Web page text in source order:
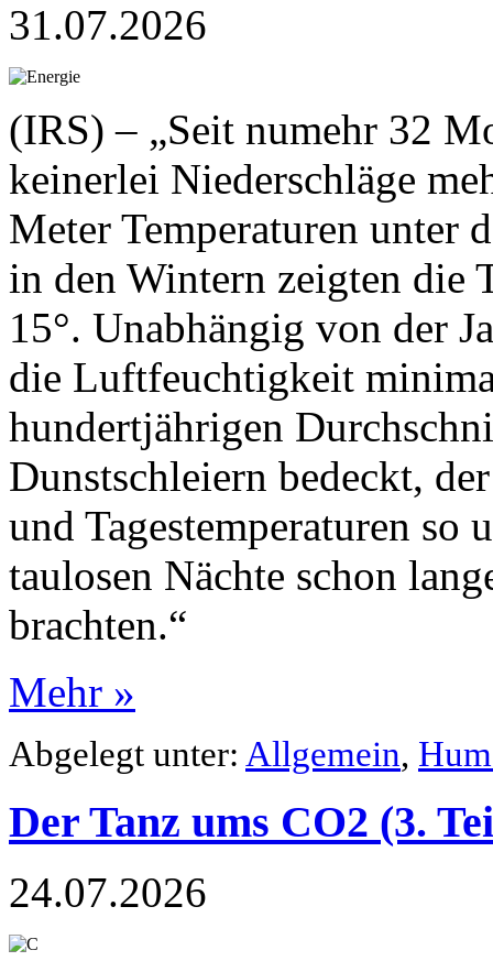
31.07.2026
(IRS) – „Seit numehr 32
keinerlei Niederschläge
Meter Temperaturen unter
in den Wintern zeigten die
15°. Unabhängig von der
die Luftfeuchtigkeit
hundertjährigen
Dunstschleiern bedeckt,
und Tagestemperaturen so
taulosen Nächte schon
brachten.“
Mehr »
Abgelegt unter: Allgemein,
Der Tanz ums CO2 (3.
24.07.2026